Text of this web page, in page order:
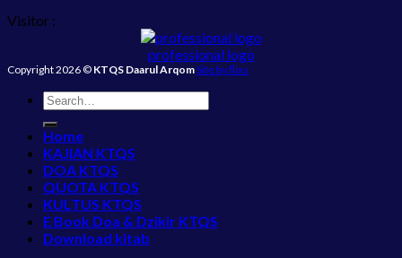
Visitor :
professional logo
Copyright 2026 © KTQS Daarul ArqomSite by flixs
Home
KAJIAN KTQS
DOA KTQS
QUOTA KTQS
KULTUS KTQS
E Book Doa & Dzikir KTQS
Download kitab